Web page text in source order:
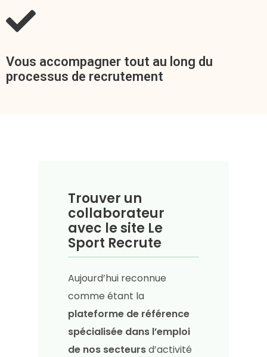
Vous accompagner tout au long du
processus de recrutement
Trouver un
collaborateur
avec le site Le
Sport Recrute
Aujourd’hui reconnue
comme étant la
plateforme de référence
spécialisée dans l’emploi
de nos secteursd’activité